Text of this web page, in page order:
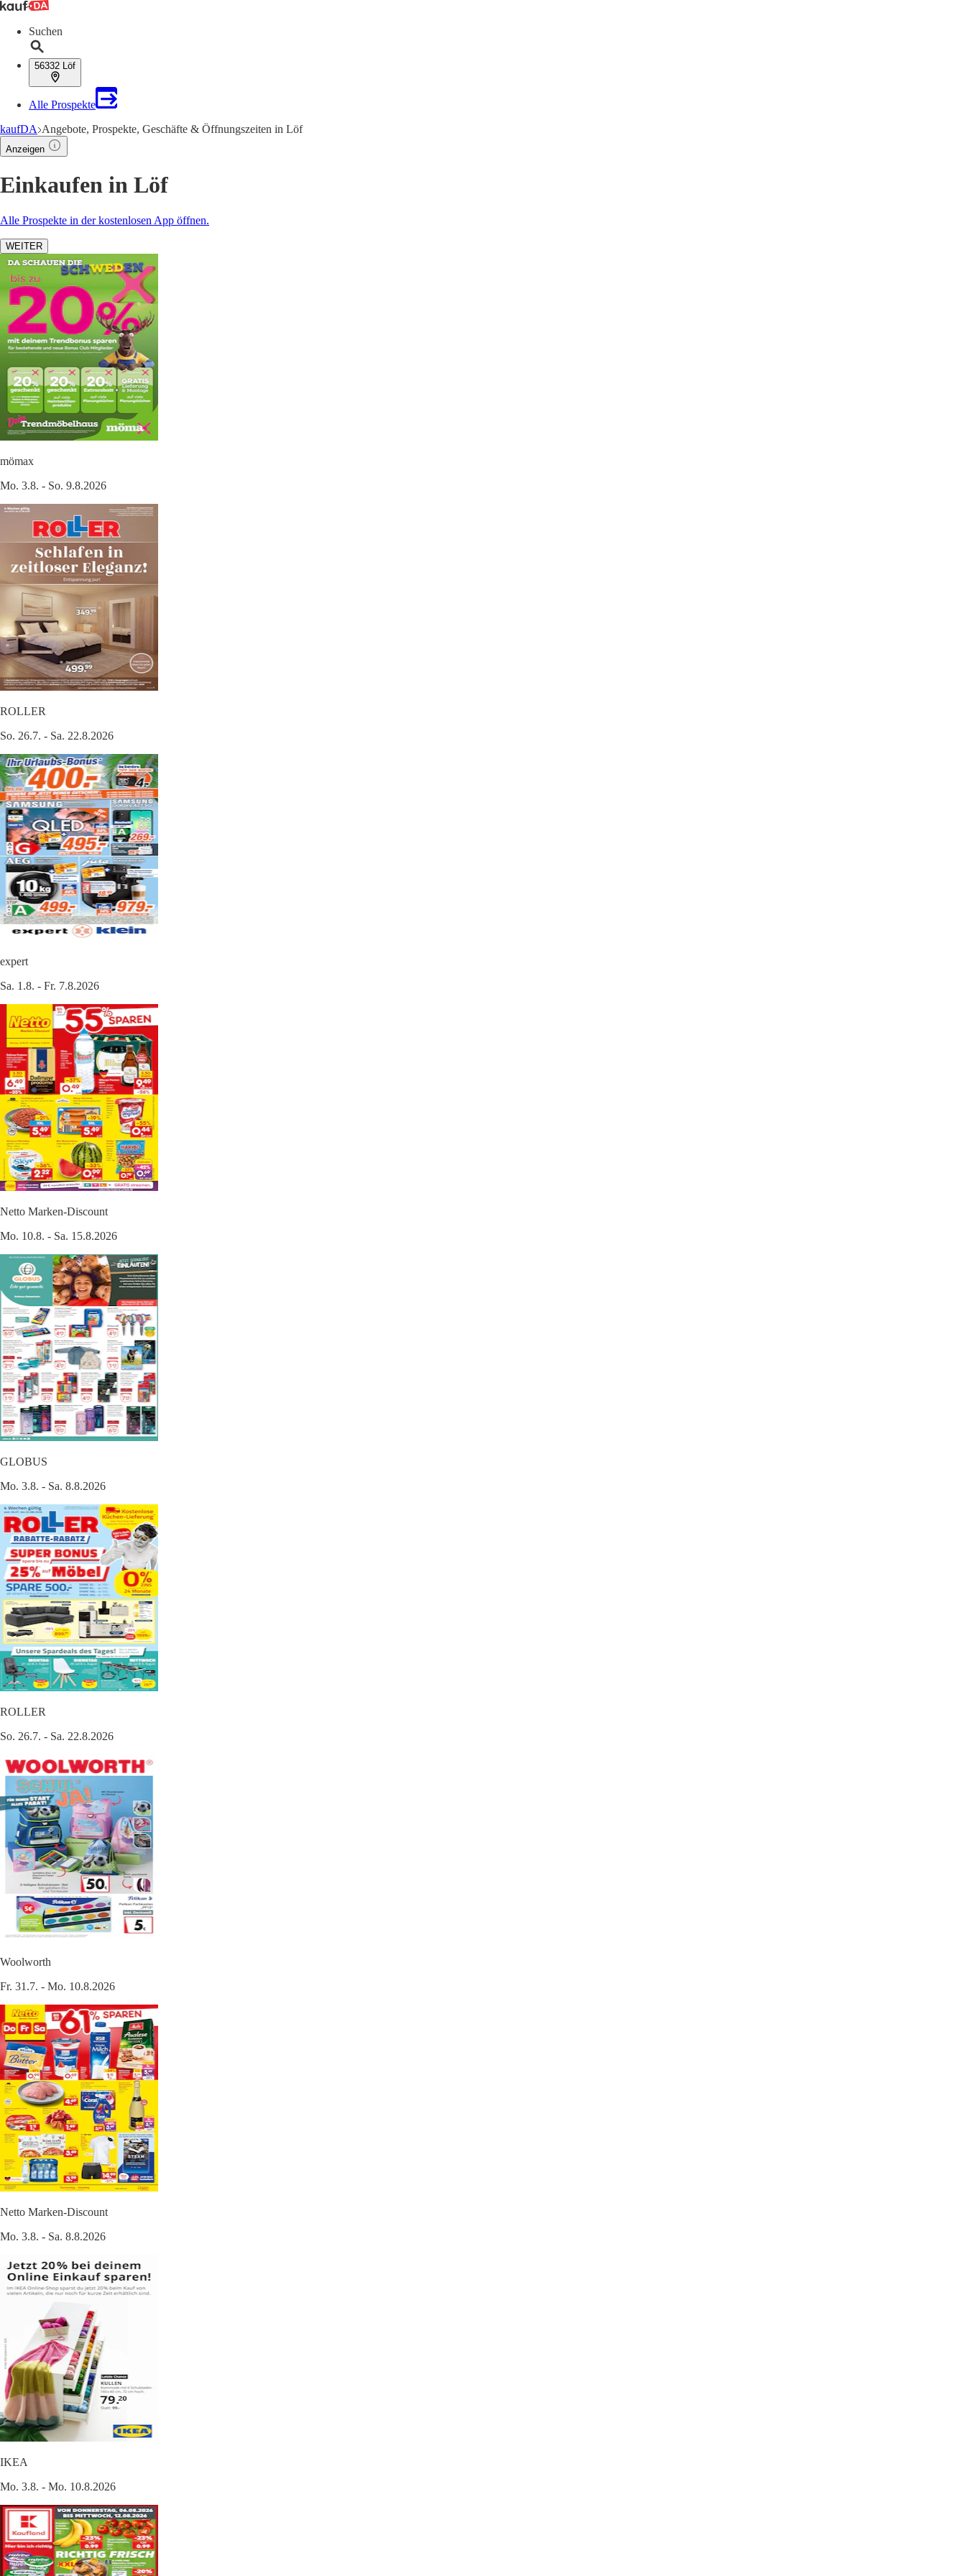
Suchen
56332 Löf
Alle Prospekte
kaufDA Angebote, Prospekte, Geschäfte & Öffnungszeiten in Löf
Anzeigen
Einkaufen in Löf
Alle Prospekte in der kostenlosen App öffnen.
WEITER
mömax
Mo. 3.8. - So. 9.8.2026
ROLLER
So. 26.7. - Sa. 22.8.2026
expert
Sa. 1.8. - Fr. 7.8.2026
Netto Marken-Discount
Mo. 10.8. - Sa. 15.8.2026
GLOBUS
Mo. 3.8. - Sa. 8.8.2026
ROLLER
So. 26.7. - Sa. 22.8.2026
Woolworth
Fr. 31.7. - Mo. 10.8.2026
Netto Marken-Discount
Mo. 3.8. - Sa. 8.8.2026
IKEA
Mo. 3.8. - Mo. 10.8.2026